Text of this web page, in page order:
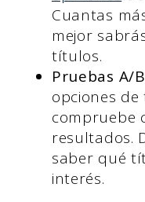
Cuantas
mejor
títulos.
Pruebas A/B
opciones
compruebe
resultados.
saber qué
interés.